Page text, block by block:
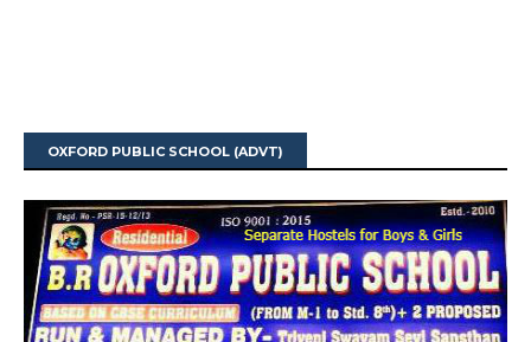
OXFORD PUBLIC SCHOOL (ADVT)